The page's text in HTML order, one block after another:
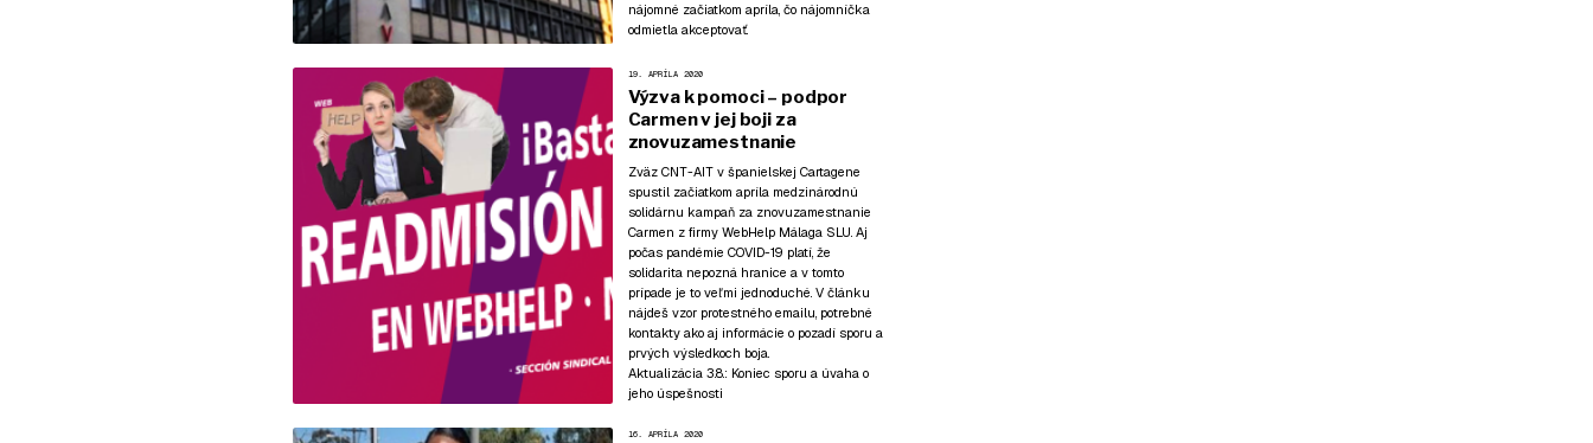
nájomné začiatkom apríla, čo nájomníčka
odmietla akceptovať.
19. APRÍLA 2020
Výzva k pomoci – podpor
Carmen v jej boji za
znovuzamestnanie
Zväz CNT-AIT v španielskej Cartagene
spustil začiatkom apríla medzinárodnú
solidárnu kampaň za znovuzamestnanie
Carmen z firmy WebHelp Málaga SLU. Aj
počas pandémie COVID-19 platí, že
solidarita nepozná hranice a v tomto
prípade je to veľmi jednoduché. V článku
nájdeš vzor protestného emailu, potrebné
kontakty ako aj informácie o pozadí sporu a
prvých výsledkoch boja.
Aktualizácia 3.8.: Koniec sporu a úvaha o
jeho úspešnosti
16. APRÍLA 2020